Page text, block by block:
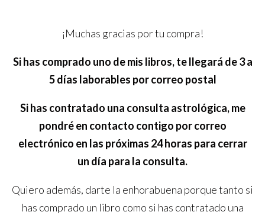
¡Muchas gracias por tu compra!
Si has comprado uno de mis libros, te llegará de 3 a
5 días laborables por correo postal
Si has contratado una consulta astrológica, me
pondré en contacto contigo por correo
electrónico en las próximas 24 horas para cerrar
un día para la consulta.
Quiero además, darte la enhorabuena porque tanto si
has comprado un libro como si has contratado una